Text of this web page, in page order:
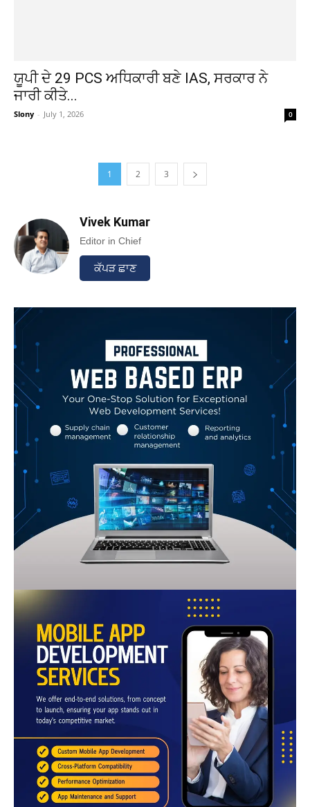
ਯੂਪੀ ਦੇ 29 PCS ਅਧਿਕਾਰੀ ਬਣੇ IAS, ਸਰਕਾਰ ਨੇ
ਜਾਰੀ ਕੀਤੇ...
Slony - July 1, 2026 0
1 2 3
Vivek Kumar
Editor in Chief
ਕੱਪੜ ਛਾਣ